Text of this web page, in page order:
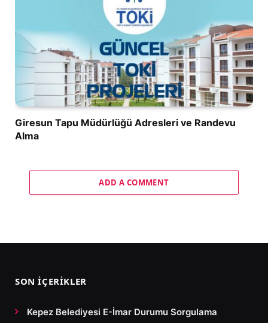
Giresun Tapu Müdürlüğü Adresleri ve Randevu
Alma
ADD A COMMENT
SON İÇERIKLER
Kepez Belediyesi E-İmar Durumu Sorgulama